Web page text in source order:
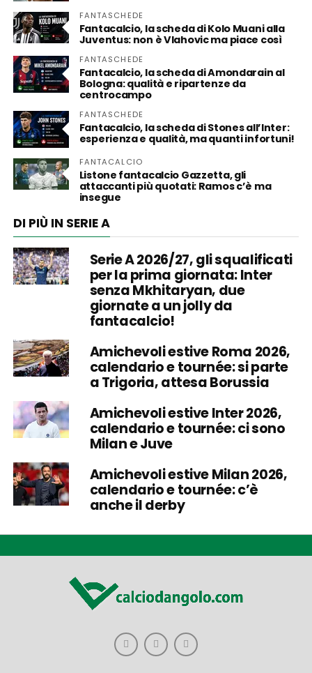
FANTASCHEDE
Fantacalcio, la scheda di Kolo Muani alla
Juventus: non è Vlahovic ma piace così
FANTASCHEDE
Fantacalcio, la scheda di Amondarain al
Bologna: qualità e ripartenze da
centrocampo
FANTASCHEDE
Fantacalcio, la scheda di Stones all’Inter:
esperienza e qualità, ma quanti infortuni!
FANTACALCIO
Listone fantacalcio Gazzetta, gli
attaccanti più quotati: Ramos c’è ma
insegue
DI PIÙ IN SERIE A
Serie A 2026/27, gli squalificati
per la prima giornata: Inter
senza Mkhitaryan, due
giornate a un jolly da
fantacalcio!
Amichevoli estive Roma 2026,
calendario e tournée: si parte
a Trigoria, attesa Borussia
Amichevoli estive Inter 2026,
calendario e tournée: ci sono
Milan e Juve
Amichevoli estive Milan 2026,
calendario e tournée: c’è
anche il derby